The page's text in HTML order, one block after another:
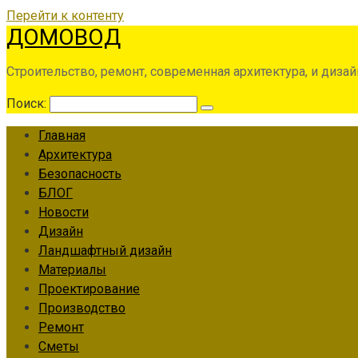
Перейти к контенту
ДОМОВОД
Строительство, ремонт, современная архитектура, и
Поиск:
Главная
Архитектура
Безопасность
БЛОГ
Новости
Дизайн
Ландшафтный дизайн
Материалы
Проектирование
Производство
Ремонт
Сметы